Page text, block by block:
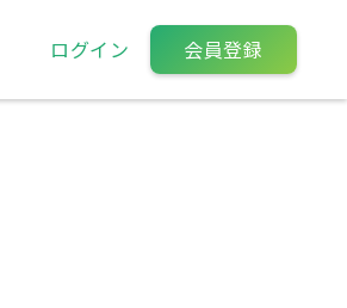
ログイン 会員登録